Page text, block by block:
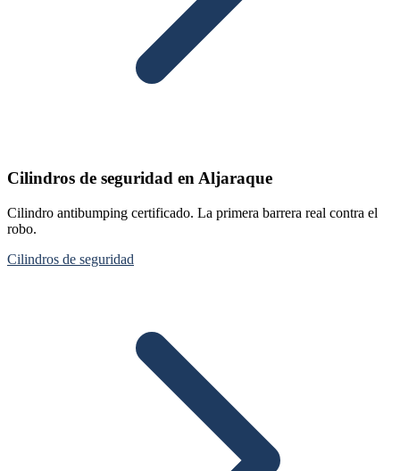
Cilindros de seguridad en Aljaraque
Cilindro antibumping certificado. La primera barrera real contra el
robo.
Cilindros de seguridad